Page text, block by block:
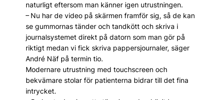
naturligt eftersom man känner igen utrustningen.
– Nu har de video på skärmen framför sig, så de kan
se gummornas tänder och tandkött och skriva i
journalsystemet direkt på datorn som man gör på
riktigt medan vi fick skriva pappersjournaler, säger
André Näf på termin tio.
Modernare utrustning med touchscreen och
bekvämare stolar för patienterna bidrar till det fina
intrycket.